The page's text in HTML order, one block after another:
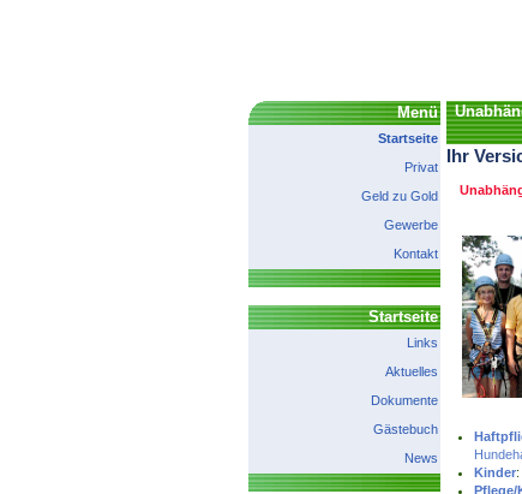
Menü
Startseite
Privat
Geld zu Gold
Gewerbe
Kontakt
Startseite
Links
Aktuelles
Dokumente
Gästebuch
News
Ihr
Kinder:
Pflege/